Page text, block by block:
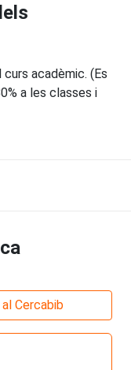
acadèmic. (Es
a les classes i
Cercabib